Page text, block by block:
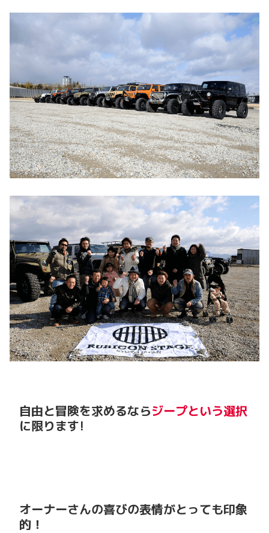
自由と冒険を求めるならジープという選択
に限ります!
オーナーさんの喜びの表情がとっても印象
的！